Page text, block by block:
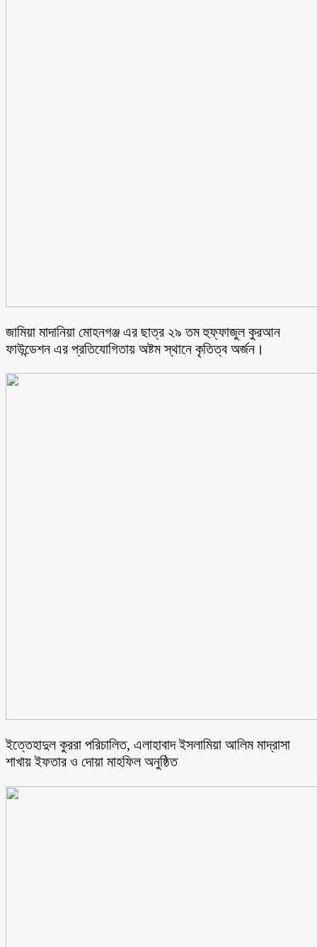
জামিয়া মাদানিয়া মোহনগঞ্জ এর ছাত্র ২৯ তম হুফ্ফাজুল কুরআন
ফাউন্ডেশন এর প্রতিযোগিতায় অষ্টম স্থানে কৃতিত্ব অর্জন।
ইত্তেহাদুল কুররা পরিচালিত, এলাহাবাদ ইসলামিয়া আলিম মাদ্রাসা
শাখায় ইফতার ও দোয়া মাহফিল অনুষ্ঠিত